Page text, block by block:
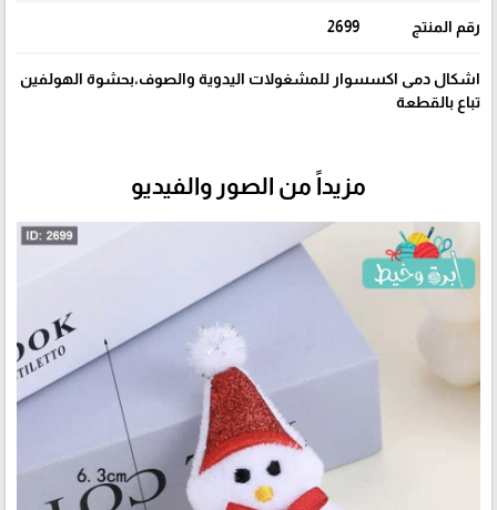
رقم المنتج 2699
اشكال دمى اكسسوار للمشغولات اليدوية والصوف،بحشوة الهولفين
تباع بالقطعة
مزيداً من الصور والفيديو